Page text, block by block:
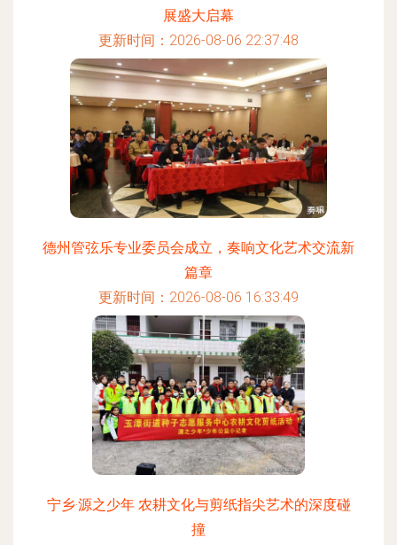
展盛大启幕
更新时间：2026-08-06 22:37:48
德州管弦乐专业委员会成立，奏响文化艺术交流新
篇章
更新时间：2026-08-06 16:33:49
宁乡·源之少年 农耕文化与剪纸指尖艺术的深度碰
撞